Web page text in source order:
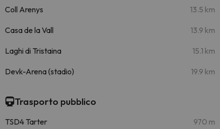
Coll Arenys 13.5 km
Casa de la Vall 13.9 km
Laghi di Tristaina 15.1 km
Devk-Arena (stadio) 19.9 km
Trasporto pubblico
TSD4 Tarter 970 m